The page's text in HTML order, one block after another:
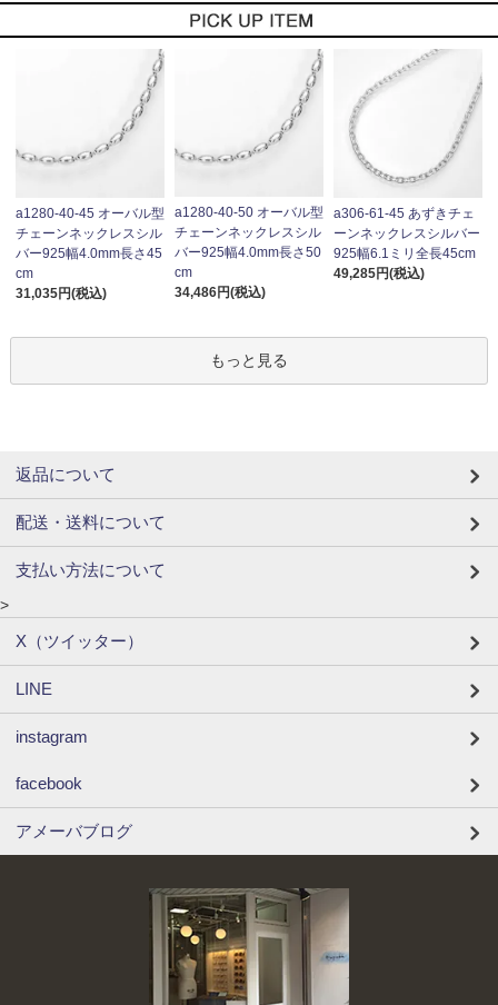
a1280-40-45 オーバル型
チェーンネックレスシル
バー925幅4.0mm長さ45
cm
31,035円(税込)
a1280-40-50 オーバル型
チェーンネックレスシル
バー925幅4.0mm長さ50
cm
34,486円(税込)
a306-61-45 あずきチェ
ーンネックレスシルバー
925幅6.1ミリ全長45cm
49,285円(税込)
もっと見る
返品について
配送・送料について
支払い方法について
>
X（ツイッター）
LINE
instagram
facebook
アメーバブログ